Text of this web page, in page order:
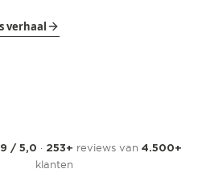
verhaal
/ 5,0 · 253+ reviews van 4.500+
klanten